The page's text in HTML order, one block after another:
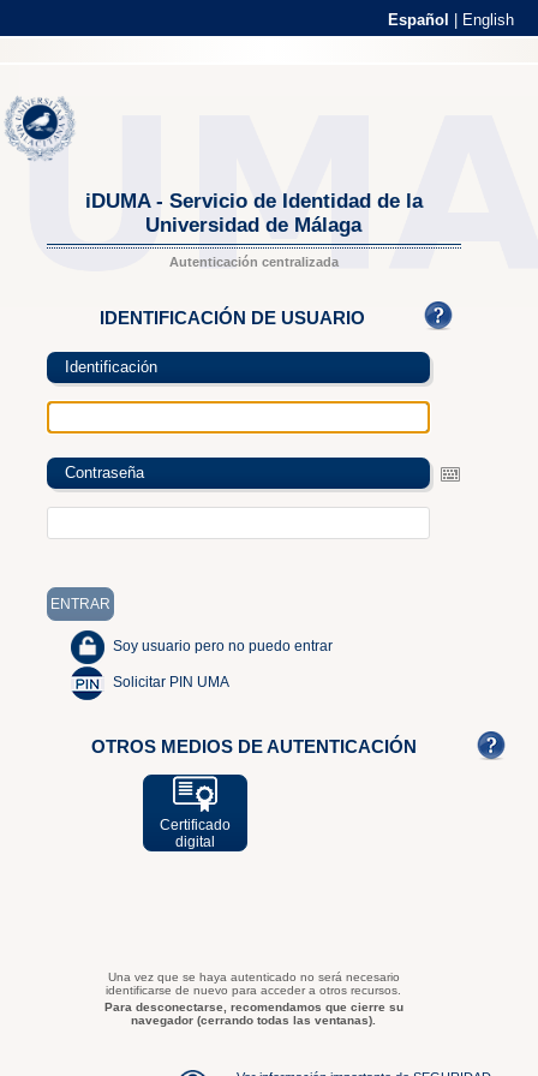
Español English
iDUMA - Servicio de Identidad de la
Universidad de Málaga
Autenticación centralizada
IDENTIFICACIÓN DE USUARIO
Identificación
Contraseña
Soy usuario pero no puedo entrar
Solicitar PIN UMA
OTROS MEDIOS DE AUTENTICACIÓN
Certificado
digital
Una vez que se haya autenticado no será necesario
identificarse de nuevo para acceder a otros recursos.
Para desconectarse, recomendamos que cierre su
navegador (cerrando todas las ventanas).